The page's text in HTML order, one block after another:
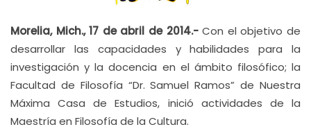
Morelia, Mich., 17 de abril de 2014.-Con el objetivo de
desarrollar las capacidades y habilidades para la
investigación y la docencia en el ámbito filosófico; la
Facultad de Filosofía “Dr. Samuel Ramos” de Nuestra
Máxima Casa de Estudios, inició actividades de la
Maestría en Filosofía de la Cultura.